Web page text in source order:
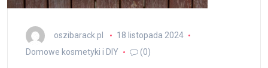
oszibarack.pl
18 listopada 2024
Domowe kosmetyki i DIY
(0)